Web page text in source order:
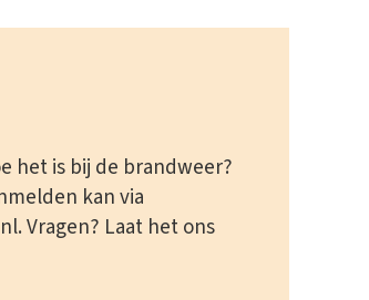
het is bij de brandweer?
kan via
Vragen? Laat het ons